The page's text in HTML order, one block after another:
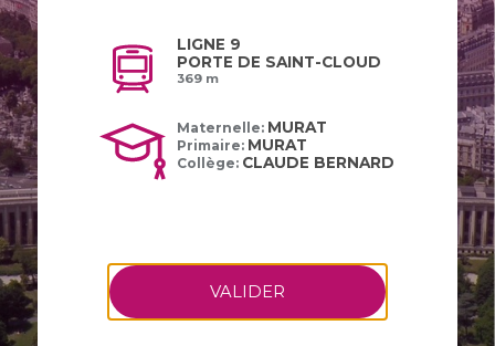
LIGNE 9
PORTE DE SAINT-CLOUD
369 m
Maternelle: MURAT
Primaire: MURAT
Collège: CLAUDE BERNARD
VALIDER